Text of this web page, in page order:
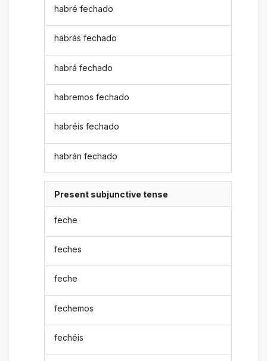
habré fechado
habrás fechado
habrá fechado
habremos fechado
habréis fechado
habrán fechado
Present subjunctive tense
feche
feches
feche
fechemos
fechéis